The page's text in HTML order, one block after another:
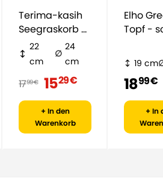
Terima-kasih
Seegraskorb -
natürlich
22
cm
24
cm
1799 € 1529 €
+ In den
Warenkorb
Elho Greenville
Topf -
19 cm
1899 €
+ In